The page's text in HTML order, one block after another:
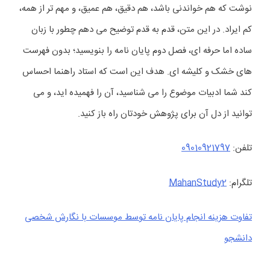
نوشت که هم خواندنی باشد، هم دقیق، هم عمیق، و مهم تر از همه،
کم ایراد. در این متن، قدم به قدم توضیح می دهم چطور با زبان
ساده اما حرفه ای، فصل دوم پایان نامه را بنویسید؛ بدون فهرست
های خشک و کلیشه ای. هدف این است که استاد راهنما احساس
کند شما ادبیات موضوع را می شناسید، آن را فهمیده اید، و می
توانید از دل آن برای پژوهش خودتان راه باز کنید.
تلفن: 09010921797
تلگرام: MahanStudy2
تفاوت هزینه انجام پایان نامه توسط موسسات با نگارش شخصی
دانشجو